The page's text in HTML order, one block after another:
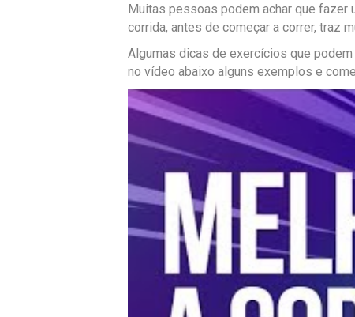
Muitas pessoas podem achar que fazer
corrida, antes de começar a correr, traz
Algumas dicas de exercícios que
no vídeo abaixo alguns exemplos e